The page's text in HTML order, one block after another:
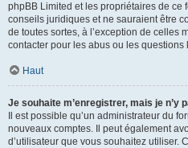
phpBB Limited et les propriétaires de ce
conseils juridiques et ne sauraient être
de toutes sortes, à l’exception de celles
contacter pour les abus ou les
Haut
Je souhaite m’enregistrer, mais je n’y
Il est possible qu’un administrateur du
nouveaux comptes. Il peut également
d’utilisateur que vous souhaitez utiliser.